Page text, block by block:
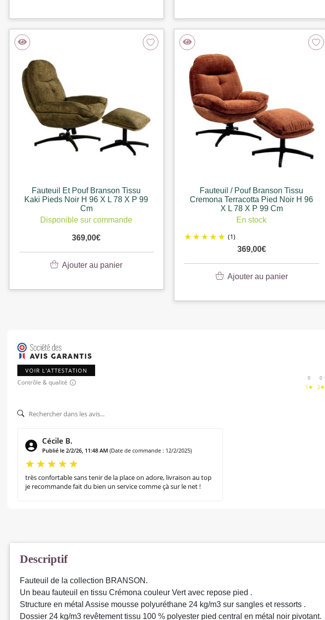
Fauteuil Et Pouf Branson Tissu
Kaki Pieds Noir H 96 X L 78 X P 99
Cm
Disponible sur commande
369,00€
Ajouter au panier
Fauteuil / Pouf Branson Tissu
Cremona Terracotta Pied Noir H 96
X L 78 X P 99 Cm
En stock
(1)
369,00€
Ajouter au panier
VOIR L'ATTESTATION
Contrôle & qualité
0
1★
0
2★
Cécile B.
Publié le 2/2/26, 11:48 AM (Date de commande : 12/2/2025)
très confortable sans tenir de la place on adore, livraison au top
je recommande fait du bien un service comme çà sur le net !
Descriptif
Fauteuil de la collection BRANSON.
Un beau fauteuil en tissu Crémona couleur Vert avec repose pied .
Structure en métal Assise mousse polyuréthane 24 kg/m3 sur sangles et ressorts .
Dossier 24 kg/m3 revêtement tissu 100 % polyester pied central en métal noir pivotant.